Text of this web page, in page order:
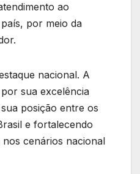
ao
por meio da
nacional. A
sua excelência
posição entre os
e fortalecendo
nos cenários nacional